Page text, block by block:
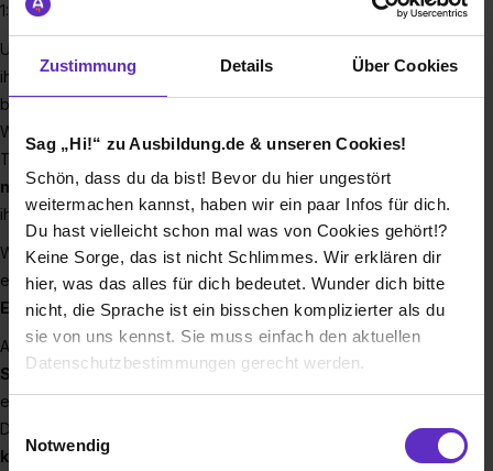
Zustimmung Details Über Cookies
Sag „Hi!“ zu Ausbildung.de & unseren Cookies!
Schön, dass du da bist! Bevor du hier ungestört
weitermachen kannst, haben wir ein paar Infos für dich.
Du hast vielleicht schon mal was von Cookies gehört!?
Keine Sorge, das ist nicht Schlimmes. Wir erklären dir
hier, was das alles für dich bedeutet. Wunder dich bitte
nicht, die Sprache ist ein bisschen komplizierter als du
sie von uns kennst. Sie muss einfach den aktuellen
Datenschutzbestimmungen gerecht werden.
Einwilligungsauswahl
Notwendig
1:1-Betreuung.
Unser Ziel ist es, Menschen
ihrem Weg zu mehr Gesundheit und Wohlbefinden zu
begleiten.
Was uns besonders macht? Wir sind kein Studio, in dem
Trainer nur danebenstehen – bei uns ist jeder Mitarbeitende
mittendrin , kennt die Kunden und arbeitet ganzheitlich
ihnen an ihren Zielen.
Wir sind ein kleines, eingespieltes Team mit viel Herz,
echter Leidenschaft für Training und klaren Werten:
Ehrlichkeit, Loyalität, Respekt, Spaß und 100 % Einsatz.
Als Teil der EMS-Lounge® Gruppe , mit über70
Standorten in Deutschland, bist du bei uns gleichzeitig in
einem innovativen Netzwerk eingebunden.
Die EMS-Lounge® steht für
hochqualifizierte Betreuung,
klare Konzepte
und eine echte Mission: Menschen durch